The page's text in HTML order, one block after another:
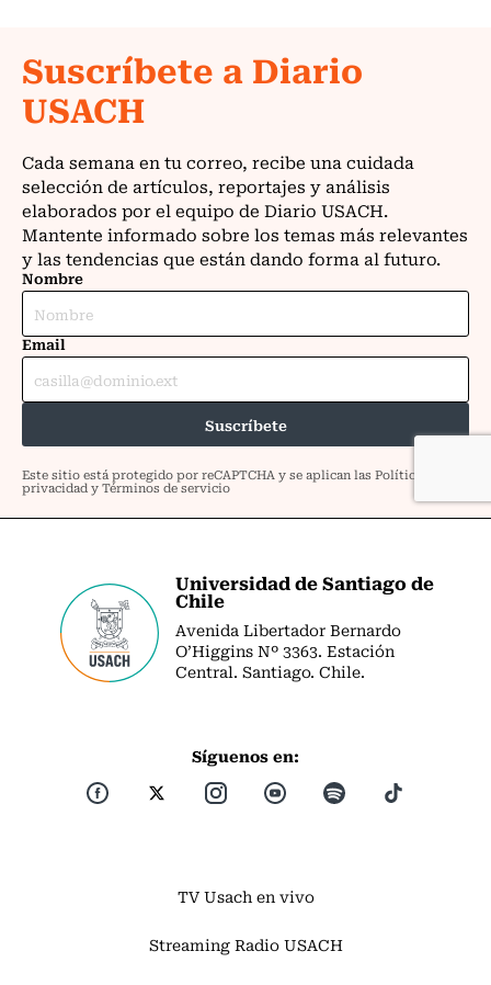
Universidad de Santiago de
Chile
Avenida Libertador Bernardo
O’Higgins Nº 3363. Estación
Central. Santiago. Chile.
Síguenos en:
TV Usach en vivo
Streaming Radio USACH